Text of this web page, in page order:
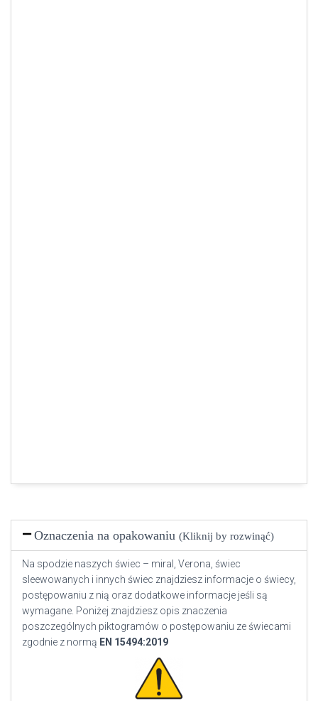
Oznaczenia na opakowaniu (Kliknij by rozwinąć)
Na spodzie naszych świec – miral, Verona, świec
sleewowanych i innych świec znajdziesz informacje o świecy,
postępowaniu z nią oraz dodatkowe informacje jeśli są
wymagane. Poniżej znajdziesz opis znaczenia
poszczególnych piktogramów o postępowaniu ze świecami
zgodnie z normą EN 15494:2019